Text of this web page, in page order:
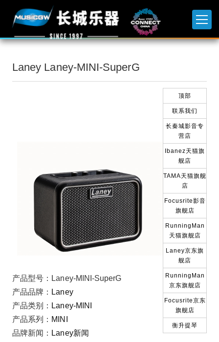
Laney Laney-MINI-SuperG
产品型号： Laney-MINI-SuperG
产品品牌： Laney
产品类别： Laney-MINI
产品系列： MINI
品牌新闻： Laney新闻
顶部
联系我们
长秦城影音专
营店
Ibanez天猫旗
舰店
TAMA天猫旗舰
店
Focusrite影音
旗舰店
RunningMan
天猫旗舰店
Laney京东旗
舰店
RunningMan
京东旗舰店
Focusrite京东
旗舰店
衡升提琴